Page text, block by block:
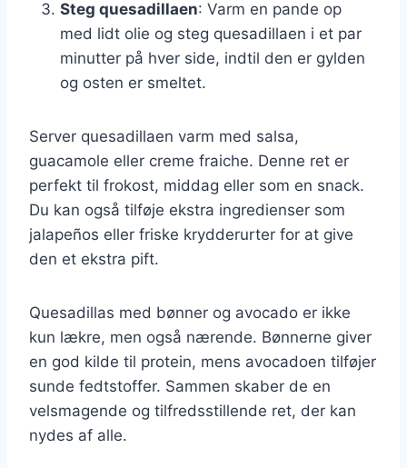
Steg quesadillaen: Varm en pande op
med lidt olie og steg quesadillaen i et par
minutter på hver side, indtil den er gylden
og osten er smeltet.
Server quesadillaen varm med salsa,
guacamole eller creme fraiche. Denne ret er
perfekt til frokost, middag eller som en snack.
Du kan også tilføje ekstra ingredienser som
jalapeños eller friske krydderurter for at give
den et ekstra pift.
Quesadillas med bønner og avocado er ikke
kun lækre, men også nærende. Bønnerne giver
en god kilde til protein, mens avocadoen tilføjer
sunde fedtstoffer. Sammen skaber de en
velsmagende og tilfredsstillende ret, der kan
nydes af alle.